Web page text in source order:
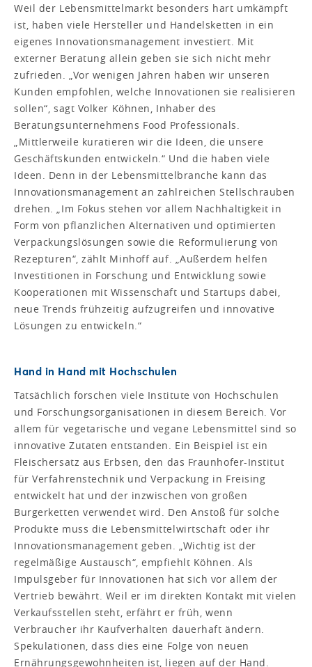
Weil der Lebensmittelmarkt besonders hart umkämpft
ist, haben viele Hersteller und Handelsketten in ein
eigenes Innovationsmanagement investiert. Mit
externer Beratung allein geben sie sich nicht mehr
zufrieden. „Vor wenigen Jahren haben wir unseren
Kunden empfohlen, welche Innovationen sie realisieren
sollen“, sagt Volker Köhnen, Inhaber des
Beratungsunternehmens Food Professionals.
„Mittlerweile kuratieren wir die Ideen, die unsere
Geschäftskunden entwickeln.“ Und die haben viele
Ideen. Denn in der Lebensmittelbranche kann das
Innovationsmanagement an zahlreichen Stellschrauben
drehen. „Im Fokus stehen vor allem Nachhaltigkeit in
Form von pflanzlichen Alternativen und optimierten
Verpackungslösungen sowie die Reformulierung von
Rezepturen“, zählt Minhoff auf. „Außerdem helfen
Investitionen in Forschung und Entwicklung sowie
Kooperationen mit Wissenschaft und Startups dabei,
neue Trends frühzeitig aufzugreifen und innovative
Lösungen zu entwickeln.“
Hand in Hand mit Hochschulen
Tatsächlich forschen viele Institute von Hochschulen
und Forschungsorganisationen in diesem Bereich. Vor
allem für vegetarische und vegane Lebensmittel sind so
innovative Zutaten entstanden. Ein Beispiel ist ein
Fleischersatz aus Erbsen, den das Fraunhofer-Institut
für Verfahrenstechnik und Verpackung in Freising
entwickelt hat und der inzwischen von großen
Burgerketten verwendet wird. Den Anstoß für solche
Produkte muss die Lebensmittelwirtschaft oder ihr
Innovationsmanagement geben. „Wichtig ist der
regelmäßige Austausch“, empfiehlt Köhnen. Als
Impulsgeber für Innovationen hat sich vor allem der
Vertrieb bewährt. Weil er im direkten Kontakt mit vielen
Verkaufsstellen steht, erfährt er früh, wenn
Verbraucher ihr Kaufverhalten dauerhaft ändern.
Spekulationen, dass dies eine Folge von neuen
Ernährungsgewohnheiten ist, liegen auf der Hand.